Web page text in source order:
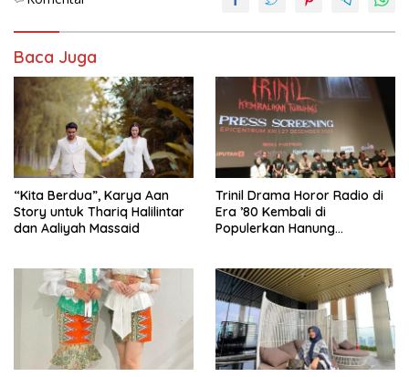
Baca Juga
“Kita Berdua”, Karya Aan
Story untuk Thariq Halilintar
dan Aaliyah Massaid
­Trinil Drama Horor Radio di
Era ’80 Kembali di
Populerkan Hanung